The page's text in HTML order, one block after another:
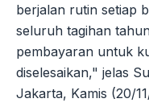
berjalan rutin setiap
seluruh tagihan
pembayaran untuk
diselesaikan," jelas
Jakarta, Kamis (20/